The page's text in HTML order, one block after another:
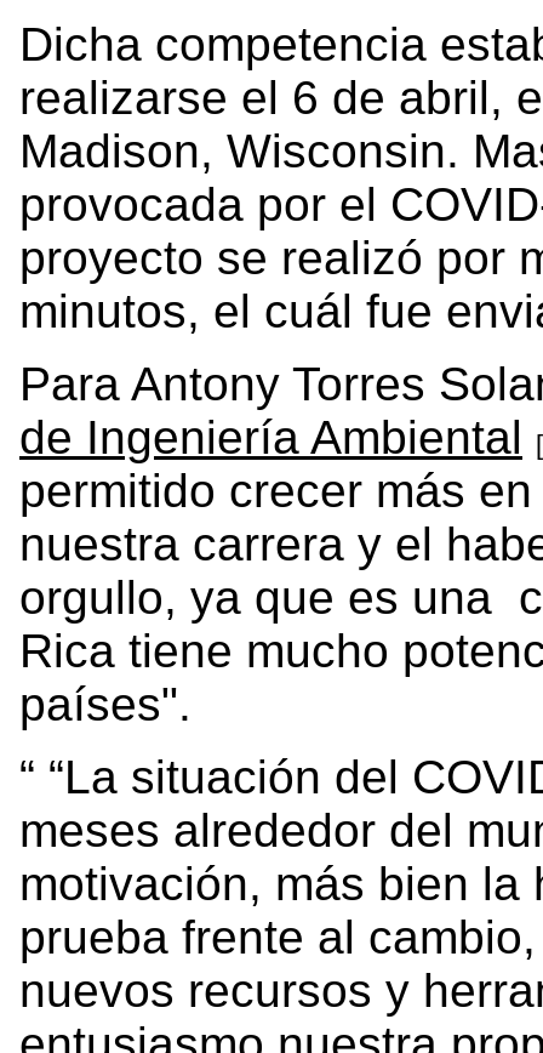
Dicha competencia
realizarse el 6 de abril,
Madison, Wisconsin.
provocada por el
proyecto se realizó por
minutos, el cuál fue
Para Antony Torres
de Ingeniería Ambiental
permitido crecer más
nuestra carrera y el
orgullo, ya que es una
Rica tiene mucho
países".
“La situación del
meses alrededor del
motivación, más bien
prueba frente al
nuevos recursos y